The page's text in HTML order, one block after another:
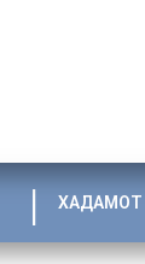
ХАДАМОТ